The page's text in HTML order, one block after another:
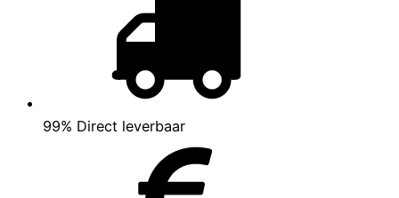
99% Direct leverbaar